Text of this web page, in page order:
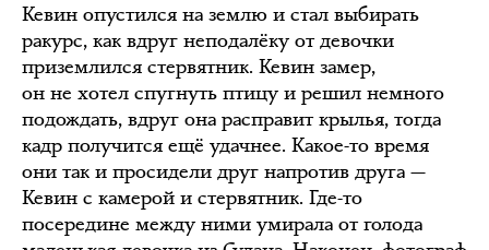
Кевин опустился на землю и стал выбирать
ракурс, как вдруг неподалёку от девочки
приземлился стервятник. Кевин замер,
он не хотел спугнуть птицу и решил немного
подождать, вдруг она расправит крылья, тогда
кадр получится ещё удачнее. Какое-то время
они так и просидели друг напротив друга —
Кевин с камерой и стервятник. Где-то
посередине между ними умирала от голода